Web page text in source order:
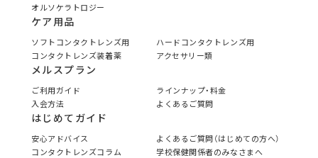
オルソケラトロジー
ケア用品
ソフトコンタクトレンズ用
ハードコンタクトレンズ用
コンタクトレンズ装着薬
アクセサリー類
メルスプラン
ご利用ガイド
ラインナップ・料金
入会方法
よくあるご質問
はじめてガイド
安心アドバイス
よくあるご質問（はじめての方へ）
コンタクトレンズコラム
学校保健関係者のみなさまへ